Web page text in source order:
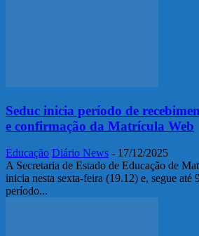
Seduc inicia período de
e confirmação da Matrícula Web
Educação Diário News - 17/12/2025
A Secretaria de Estado de Educação de
inicia nesta sexta-feira (19.12) e, segue até
período...